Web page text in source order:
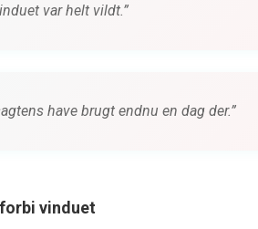
var helt vildt.”
have brugt endnu en dag der.”
vinduet